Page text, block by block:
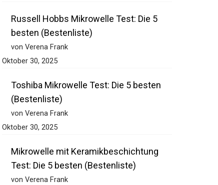
Russell Hobbs Mikrowelle Test: Die 5
besten (Bestenliste)
von Verena Frank
Oktober 30, 2025
Toshiba Mikrowelle Test: Die 5 besten
(Bestenliste)
von Verena Frank
Oktober 30, 2025
Mikrowelle mit Keramikbeschichtung
Test: Die 5 besten (Bestenliste)
von Verena Frank